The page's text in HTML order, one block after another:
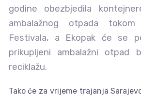
godine obezbjedila
ambalažnog otpada
Festivala, a Ekopak će se
prikupljeni ambalažni otpad
reciklažu.
Tako će za vrijeme trajanja